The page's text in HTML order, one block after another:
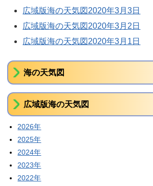
広域版海の天気図2020年3月3日
広域版海の天気図2020年3月2日
広域版海の天気図2020年3月1日
海の天気図
広域版海の天気図
2026年
2025年
2024年
2023年
2022年